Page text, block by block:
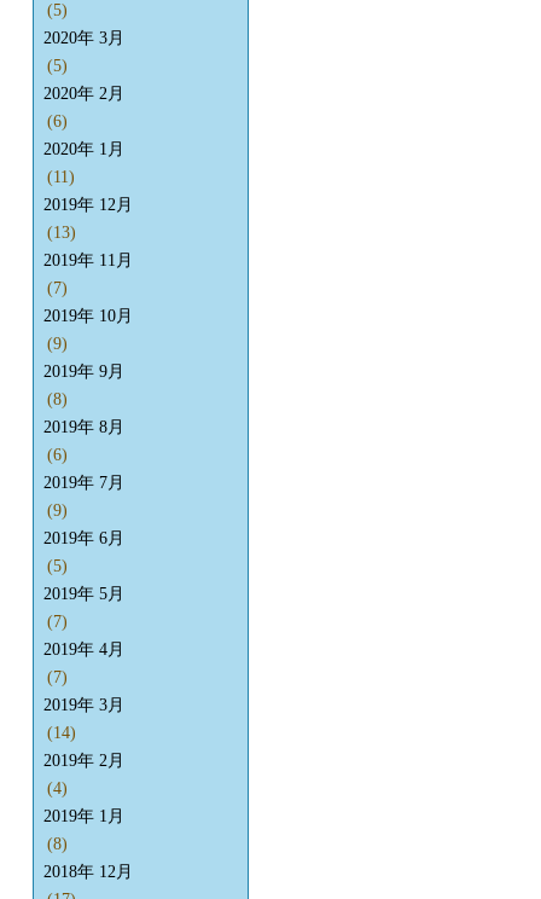
(5)
2020年 3月
(5)
2020年 2月
(6)
2020年 1月
(11)
2019年 12月
(13)
2019年 11月
(7)
2019年 10月
(9)
2019年 9月
(8)
2019年 8月
(6)
2019年 7月
(9)
2019年 6月
(5)
2019年 5月
(7)
2019年 4月
(7)
2019年 3月
(14)
2019年 2月
(4)
2019年 1月
(8)
2018年 12月